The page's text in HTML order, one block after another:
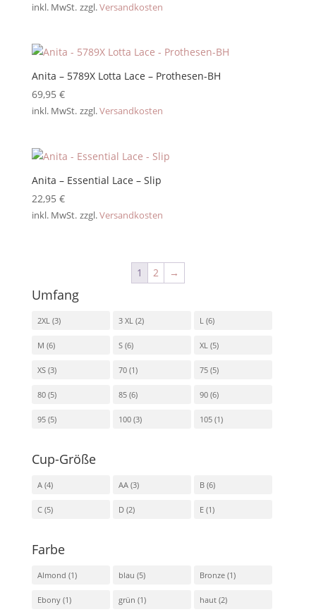
inkl. MwSt. zzgl.Versandkosten
Anita – 5789X Lotta Lace – Prothesen-BH
69,95 €
inkl. MwSt. zzgl.Versandkosten
Anita – Essential Lace – Slip
22,95 €
inkl. MwSt. zzgl.Versandkosten
1 2 →
Umfang
2XL (3) 3 XL (2) L (6)
M (6) S (6) XL (5)
XS (3) 70 (1) 75 (5)
80 (5) 85 (6) 90 (6)
95 (5) 100 (3) 105 (1)
Cup-Größe
A (4) AA (3) B (6)
C (5) D (2) E (1)
Farbe
Almond (1) blau (5) Bronze (1)
Ebony (1) grün (1) haut (2)